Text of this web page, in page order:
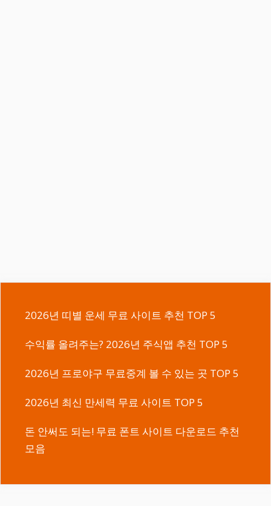
2026년 띠별 운세 무료 사이트 추천 TOP 5
수익률 올려주는? 2026년 주식앱 추천 TOP 5
2026년 프로야구 무료중계 볼 수 있는 곳 TOP 5
2026년 최신 만세력 무료 사이트 TOP 5
돈 안써도 되는! 무료 폰트 사이트 다운로드 추천
모음